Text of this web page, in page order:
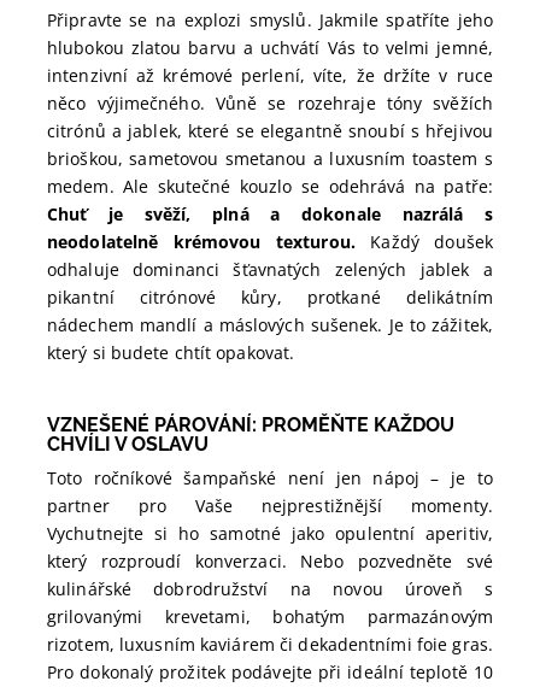
Připravte se na explozi smyslů. Jakmile spatříte jeho
hlubokou zlatou barvu a uchvátí Vás to velmi jemné,
intenzivní až krémové perlení, víte, že držíte v ruce
něco výjimečného. Vůně se rozehraje tóny svěžích
citrónů a jablek, které se elegantně snoubí s hřejivou
brioškou, sametovou smetanou a luxusním toastem s
medem. Ale skutečné kouzlo se odehrává na patře:
Chuť je svěží, plná a dokonale nazrálá s
neodolatelně krémovou texturou.Každý doušek
odhaluje dominanci šťavnatých zelených jablek a
pikantní citrónové kůry, protkané delikátním
nádechem mandlí a máslových sušenek. Je to zážitek,
který si budete chtít opakovat.
VZNEŠENÉ PÁROVÁNÍ: PROMĚŇTE KAŽDOU
CHVÍLI V OSLAVU
Toto ročníkové šampaňské není jen nápoj – je to
partner pro Vaše nejprestižnější momenty.
Vychutnejte si ho samotné jako opulentní aperitiv,
který rozproudí konverzaci. Nebo pozvedněte své
kulinářské dobrodružství na novou úroveň s
grilovanými krevetami, bohatým parmazánovým
rizotem, luxusním kaviárem či dekadentními foie gras.
Pro dokonalý prožitek podávejte při ideální teplotě 10